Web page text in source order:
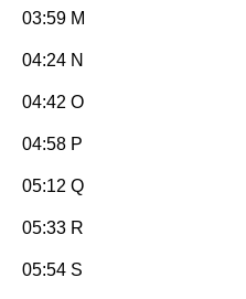
03:59 M
04:24 N
04:42 O
04:58 P
05:12 Q
05:33 R
05:54 S